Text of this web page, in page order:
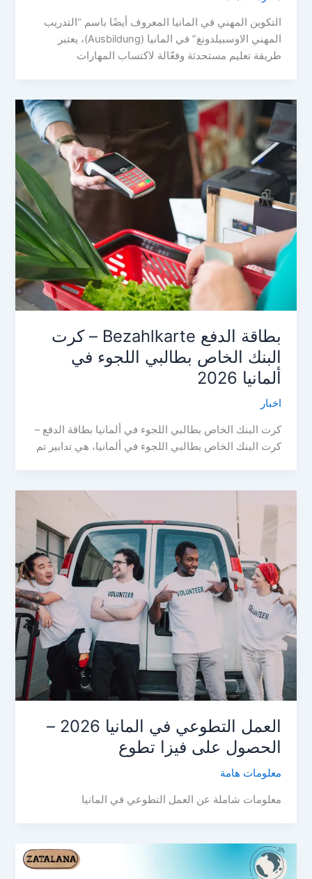
التكوين المهني في المانيا المعروف أيضًا باسم “التدريب
المهني الاوسبيلدونغ” في المانيا (Ausbildung)، يعتبر
طريقة تعليم مستحدثة وفعّالة لاكتساب المهارات
بطاقة الدفع Bezahlkarte – كرت
البنك الخاص بطالبي اللجوء في
ألمانيا 2026
اخبار
كرت البنك الخاص بطالبي اللجوء في ألمانيا بطاقة الدفع –
كرت البنك الخاص بطالبي اللجوء في ألمانيا، هي تدابير تم
العمل التطوعي في المانيا 2026 –
الحصول على فيزا تطوع
معلومات هامة
معلومات شاملة عن العمل التطوعي في المانيا